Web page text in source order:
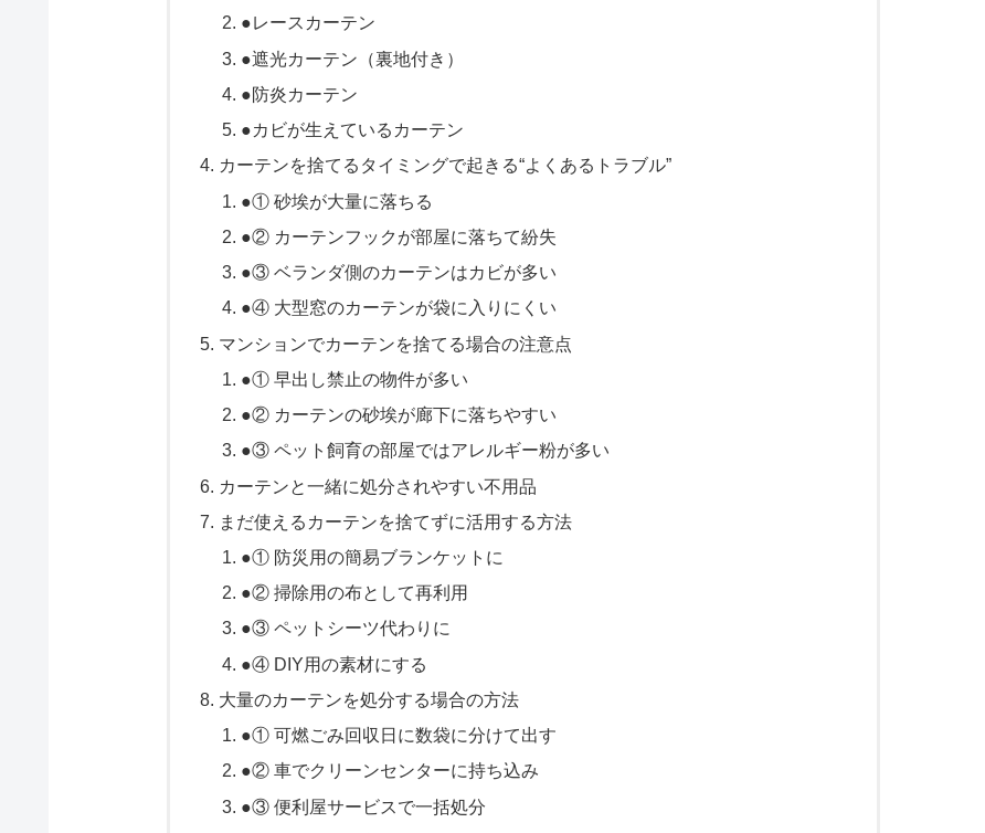
●レースカーテン
●遮光カーテン（裏地付き）
●防炎カーテン
●カビが生えているカーテン
カーテンを捨てるタイミングで起きる“よくあるトラブル”
●① 砂埃が大量に落ちる
●② カーテンフックが部屋に落ちて紛失
●③ ベランダ側のカーテンはカビが多い
●④ 大型窓のカーテンが袋に入りにくい
マンションでカーテンを捨てる場合の注意点
●① 早出し禁止の物件が多い
●② カーテンの砂埃が廊下に落ちやすい
●③ ペット飼育の部屋ではアレルギー粉が多い
カーテンと一緒に処分されやすい不用品
まだ使えるカーテンを捨てずに活用する方法
●① 防災用の簡易ブランケットに
●② 掃除用の布として再利用
●③ ペットシーツ代わりに
●④ DIY用の素材にする
大量のカーテンを処分する場合の方法
●① 可燃ごみ回収日に数袋に分けて出す
●② 車でクリーンセンターに持ち込み
●③ 便利屋サービスで一括処分